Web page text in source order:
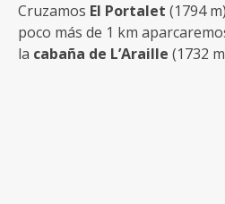
Cruzamos El Portalet (1794
poco más de 1 km
la cabaña de L’Araille (1732